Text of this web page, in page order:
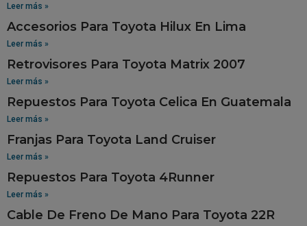
Leer más »
Accesorios Para Toyota Hilux En Lima
Leer más »
Retrovisores Para Toyota Matrix 2007
Leer más »
Repuestos Para Toyota Celica En Guatemala
Leer más »
Franjas Para Toyota Land Cruiser
Leer más »
Repuestos Para Toyota 4Runner
Leer más »
Cable De Freno De Mano Para Toyota 22R